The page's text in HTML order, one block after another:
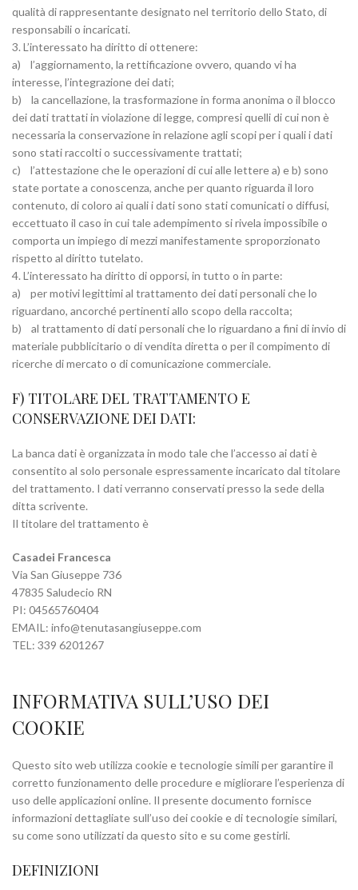
qualità di rappresentante designato nel territorio dello Stato, di
responsabili o incaricati.
3. L’interessato ha diritto di ottenere:
a) l’aggiornamento, la rettificazione ovvero, quando vi ha
interesse, l’integrazione dei dati;
b) la cancellazione, la trasformazione in forma anonima o il blocco
dei dati trattati in violazione di legge, compresi quelli di cui non è
necessaria la conservazione in relazione agli scopi per i quali i dati
sono stati raccolti o successivamente trattati;
c) l’attestazione che le operazioni di cui alle lettere a) e b) sono
state portate a conoscenza, anche per quanto riguarda il loro
contenuto, di coloro ai quali i dati sono stati comunicati o diffusi,
eccettuato il caso in cui tale adempimento si rivela impossibile o
comporta un impiego di mezzi manifestamente sproporzionato
rispetto al diritto tutelato.
4. L’interessato ha diritto di opporsi, in tutto o in parte:
a) per motivi legittimi al trattamento dei dati personali che lo
riguardano, ancorché pertinenti allo scopo della raccolta;
b) al trattamento di dati personali che lo riguardano a fini di invio di
materiale pubblicitario o di vendita diretta o per il compimento di
ricerche di mercato o di comunicazione commerciale.
F) TITOLARE DEL TRATTAMENTO E
CONSERVAZIONE DEI DATI:
La banca dati è organizzata in modo tale che l’accesso ai dati è
consentito al solo personale espressamente incaricato dal titolare
del trattamento. I dati verranno conservati presso la sede della
ditta scrivente.
Il titolare del trattamento è
Casadei Francesca
Via San Giuseppe 736
47835 Saludecio RN
PI: 04565760404
EMAIL: info@tenutasangiuseppe.com
TEL: 339 6201267
INFORMATIVA SULL’USO DEI
COOKIE
Questo sito web utilizza cookie e tecnologie simili per garantire il
corretto funzionamento delle procedure e migliorare l’esperienza di
uso delle applicazioni online. Il presente documento fornisce
informazioni dettagliate sull’uso dei cookie e di tecnologie similari,
su come sono utilizzati da questo sito e su come gestirli.
DEFINIZIONI